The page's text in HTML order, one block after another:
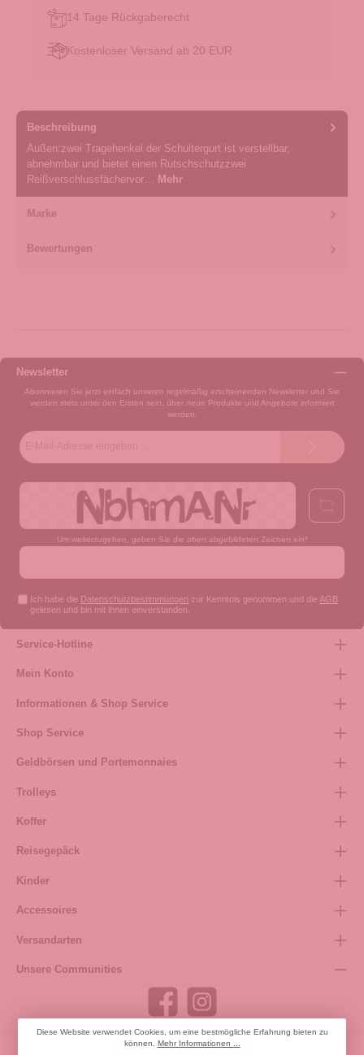
14 Tage Rückgaberecht
Kostenloser Versand ab 20 EUR
Beschreibung
Außen:zwei Tragehenkel der Schultergurt ist verstellbar,
abnehmbar und bietet einen Rutschschutzzwei
Reißverschlussfächervor… Mehr
Marke
Bewertungen
Newsletter
Abonnieren Sie jetzt einfach unseren regelmäßig erscheinenden Newsletter und Sie
werden stets unter den Ersten sein, über neue Produkte und Angebote informiert
werden.
Um weiterzugehen, geben Sie die oben abgebildeten Zeichen ein*
Ich habe die Datenschutzbestimmungen zur Kenntnis genommen und die AGB
gelesen und bin mit ihnen einverstanden.
Service-Hotline
Mein Konto
Informationen & Shop Service
Shop Service
Geldbörsen und Portemonnaies
Trolleys
Koffer
Reisegepäck
Kinder
Accessoires
Versandarten
Unsere Communities
Diese Website verwendet Cookies, um eine bestmögliche Erfahrung bieten zu
können. Mehr Informationen ...